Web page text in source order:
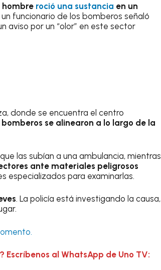
hombre roció una sustancia en un
funcionario de los bomberos señaló
aviso por un “olor” en este sector
donde se encuentra el centro
se alinearon a lo largo de la
las subían a una ambulancia, mientras
ante materiales peligrosos
especializados para examinarlas.
. La policía está investigando la causa,
al WhatsApp de Uno TV: